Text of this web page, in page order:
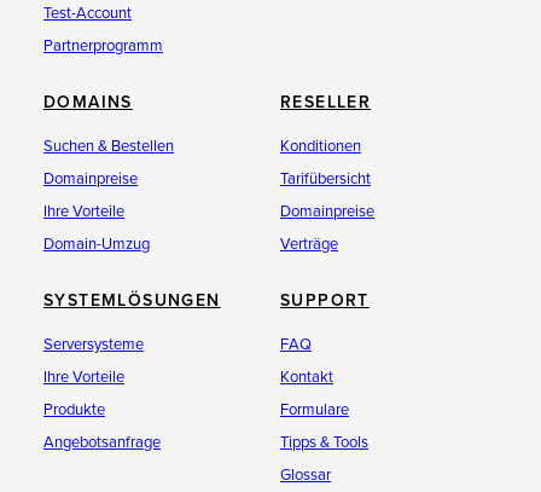
Test-Account
Partnerprogramm
DOMAINS
Suchen & Bestellen
Domainpreise
Ihre Vorteile
Domain-Umzug
RESELLER
Konditionen
Tarifübersicht
Domainpreise
Verträge
SYSTEMLÖSUNGEN
Serversysteme
Ihre Vorteile
Produkte
Angebotsanfrage
SUPPORT
FAQ
Kontakt
Formulare
Tipps & Tools
Glossar